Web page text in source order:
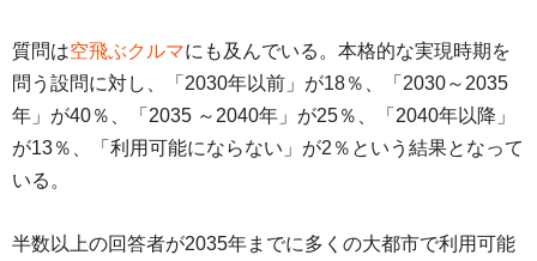
質問は空飛ぶクルマにも及んでいる。本格的な実現時期を
問う設問に対し、「2030年以前」が18％、「2030～2035
年」が40％、「2035 ～2040年」が25％、「2040年以降」
が13％、「利用可能にならない」が2％という結果となって
いる。
半数以上の回答者が2035年までに多くの大都市で利用可能